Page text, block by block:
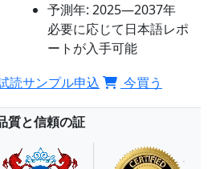
予測年: 2025―2037年
必要に応じて日本語レポ
ートが入手可能
読サンプル申込 今買う
質と信頼の証